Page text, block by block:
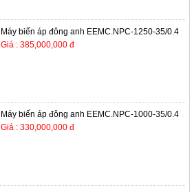
Máy biến áp đông anh EEMC.NPC-1250-35/0.4
Giá : 385,000,000 đ
Máy biến áp đông anh EEMC.NPC-1000-35/0.4
Giá : 330,000,000 đ